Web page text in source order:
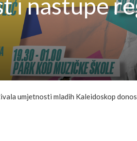
i nastupe
umjetnosti mladih Kaleidoskop